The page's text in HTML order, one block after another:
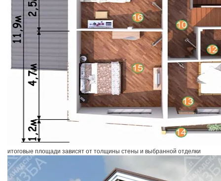
итоговые площади зависят от толщины стены и выбранной отделки